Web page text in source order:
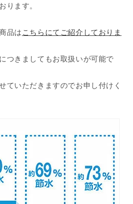
ります。
品は こちらにてご紹介しておりま
つきましてもお取扱いが可能で
ていただきますのでお申し付けく